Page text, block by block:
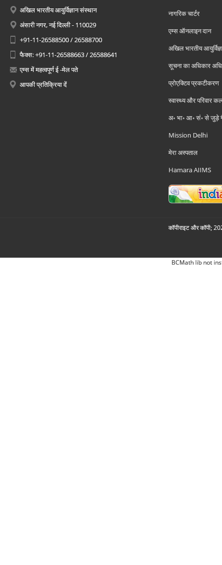
अखिल भारतीय आयुर्विज्ञान संस्थान
अंसारी नगर, नई दिल्ली - 110029
+91-11-26588500 / 26588700
फैक्स: +91-11-26588663 / 26588641
एम्स में महत्वपूर्ण ई -मेल पते
आपकी प्रतिक्रिया दें
नागरिक चार्टर
एम्स ऑनलाइन दान
अखिल भारतीय
सूचना का अधिकार
प्रोएक्टिव प्रकटीकरण
स्वास्थ्य और परिवार
अ॰ भा॰ आ॰ सं॰ से जुड़े
Mission Delhi
मेरा अस्पताल
Hamara AIIMS
कॉपीराइट और कॉपी;
BCMath lib not